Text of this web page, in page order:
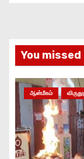
You missed
ஆன்மீகம்